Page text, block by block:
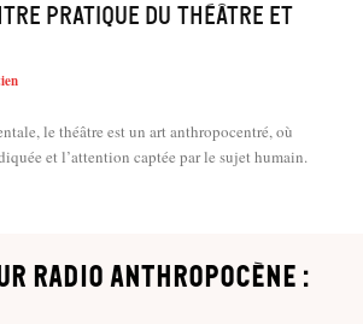
pratique du théâtre et
le théâtre est un art anthropocentré, où
et l’attention captée par le sujet humain.
Radio Anthropocène :